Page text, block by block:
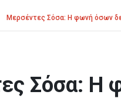
Μερσέντες Σόσα: Η φωνή όσων
Σόσα: Η